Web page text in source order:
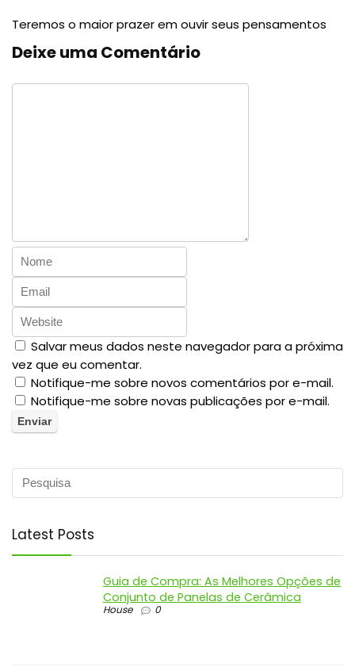
Teremos o maior prazer em ouvir seus pensamentos
Deixe uma Comentário
Salvar meus dados neste navegador para a próxima
vez que eu comentar.
Notifique-me sobre novos comentários por e-mail.
Notifique-me sobre novas publicações por e-mail.
Latest Posts
Guia de Compra: As Melhores Opções de
Conjunto de Panelas de Cerâmica
House 0